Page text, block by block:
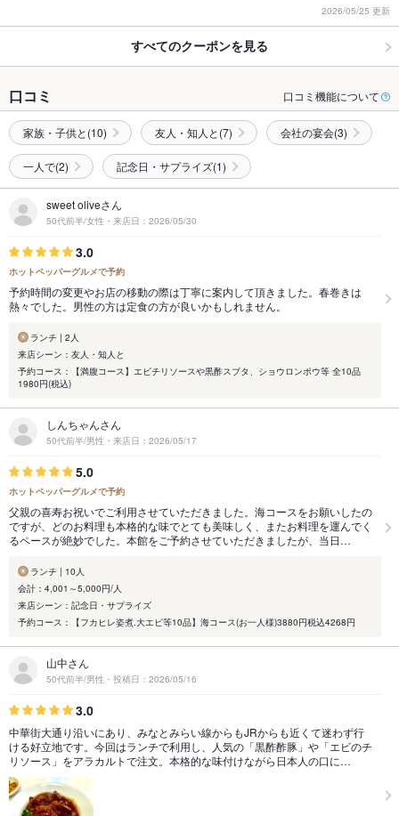
2026/05/25 更新
すべてのクーポンを見る
口コミ 口コミ機能について
家族・子供と(10) 友人・知人と(7) 会社の宴会(3)
一人で(2) 記念日・サプライズ(1)
sweet oliveさん
50代前半/女性・来店日：2026/05/30
3.0
ホットペッパーグルメで予約
予約時間の変更やお店の移動の際は丁寧に案内して頂きました。春巻きは
熱々でした。男性の方は定食の方が良いかもしれません。
ランチ | 2人
来店シーン：友人・知人と
予約コース：【満腹コース】エビチリソースや黒酢スブタ、ショウロンポウ等 全10品
1980円(税込)
しんちゃんさん
50代前半/男性・来店日：2026/05/17
5.0
ホットペッパーグルメで予約
父親の喜寿お祝いでご利用させていただきました。海コースをお願いしたの
ですが、どのお料理も本格的な味でとても美味しく、またお料理を運んでく
るペースが絶妙でした。本館をご予約させていただきましたが、当日…
ランチ | 10人
会計：4,001～5,000円/人
来店シーン：記念日・サプライズ
予約コース：【フカヒレ姿煮.大エビ等10品】海コース(お一人様)3880円税込4268円
山中さん
50代前半/男性・投稿日：2026/05/16
3.0
中華街大通り沿いにあり、みなとみらい線からもJRからも近くて迷わず行
ける好立地です。今回はランチで利用し、人気の「黒酢酢豚」や「エビのチ
リソース」をアラカルトで注文。本格的な味付けながら日本人の口に…